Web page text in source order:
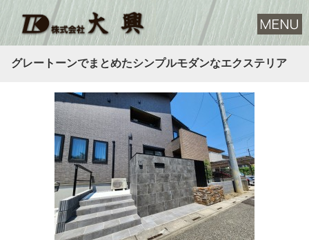
グレートーンでまとめたシンプルモダンなエクステリア